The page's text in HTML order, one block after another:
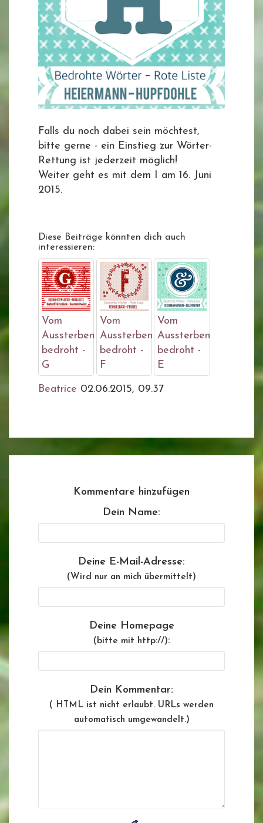
Falls du noch dabei sein möchtest,
bitte gerne - ein Einstieg zur Wörter-
Rettung ist jederzeit möglich!
Weiter geht es mit dem I am 16. Juni
2015.
Diese Beiträge könnten dich auch
interessieren:
Vom
Aussterben
bedroht -
G
Vom
Aussterben
bedroht -
F
Vom
Aussterben
bedroht -
E
Beatrice 02.06.2015, 09.37
Kommentare hinzufügen
Dein Name:
Deine E-Mail-Adresse:
(Wird nur an mich übermittelt)
Deine Homepage
(bitte mit http://):
Dein Kommentar:
( HTML ist nicht erlaubt. URLs werden
automatisch umgewandelt.)